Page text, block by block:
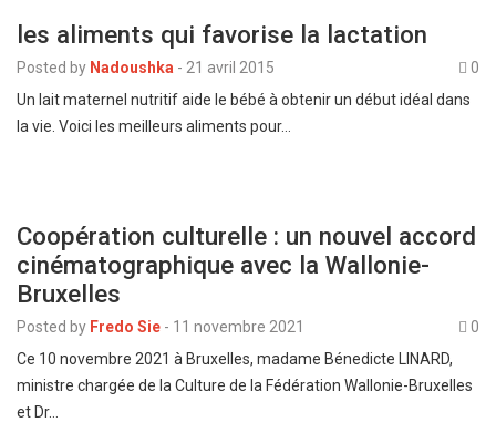
les aliments qui favorise la lactation
Posted by Nadoushka - 21 avril 2015
0
Un lait maternel nutritif aide le bébé à obtenir un début idéal dans
la vie. Voici les meilleurs aliments pour…
Coopération culturelle : un nouvel accord
cinématographique avec la Wallonie-
Bruxelles
Posted by Fredo Sie - 11 novembre 2021
0
Ce 10 novembre 2021 à Bruxelles, madame Bénedicte LINARD,
ministre chargée de la Culture de la Fédération Wallonie-Bruxelles
et Dr…